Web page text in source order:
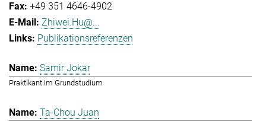
+49 351 4646-4902
Zhiwei.Hu@...
Publikationsreferenzen
Samir Jokar
Praktikant im Grundstudium
Ta-Chou Juan